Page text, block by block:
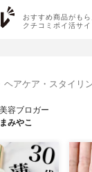
おすすめ商品がもら
クチコミポイ活サイ
ヘアケア・スタイリ
美容ブロガー
まみやこ